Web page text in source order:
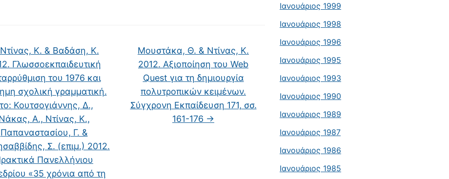
Ντίνας, Κ. & Βαδάση, Κ.
Γλωσσοεκπαιδευτική
του 1976 και
σχολική γραμματική.
Κουτσογιάννης, Δ.,
Α., Ντίνας, Κ.,
Παπαναστασίου, Γ. &
Σ. (επιμ.) 2012.
Πανελλήνιου
«35 χρόνια από τη
Μουστάκα, Θ. & Ντίνας, Κ.
2012. Αξιοποίηση του Web
Quest για τη δημιουργία
πολυτροπικών κειμένων.
Σύγχρονη Eκπαίδευση 171, σσ.
161-176 →
Ιανουάριος 1999
Ιανουάριος 1998
Ιανουάριος 1996
Ιανουάριος 1995
Ιανουάριος 1993
Ιανουάριος 1990
Ιανουάριος 1989
Ιανουάριος 1987
Ιανουάριος 1986
Ιανουάριος 1985